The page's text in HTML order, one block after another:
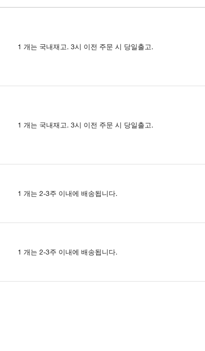
1 개는 국내재고. 3시 이전 주문 시 당일출고.
1 개는 국내재고. 3시 이전 주문 시 당일출고.
1 개는 2-3주 이내에 배송됩니다.
1 개는 2-3주 이내에 배송됩니다.